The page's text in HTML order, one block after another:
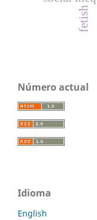
fetish
Número actual
Idioma
English